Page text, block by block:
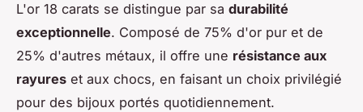
L'or 18 carats se distingue par sa durabilité
exceptionnelle. Composé de 75% d'or pur et de
25% d'autres métaux, il offre une résistance aux
rayures et aux chocs, en faisant un choix privilégié
pour des bijoux portés quotidiennement.